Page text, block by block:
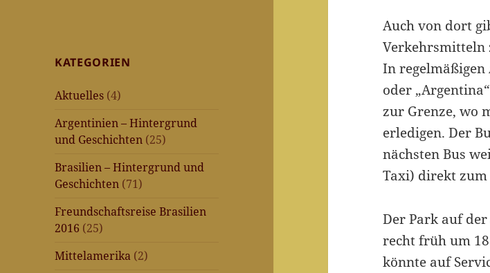
KATEGORIEN
Aktuelles (4)
Argentinien – Hintergrund
und Geschichten (25)
Brasilien – Hintergrund und
Geschichten (71)
Freundschaftsreise Brasilien
2016 (25)
Mittelamerika (2)
Auch von dort
Verkehrsmitteln
In regelmäßigen
oder
zur Grenze, wo
erledigen. Der
nächsten Bus
Taxi) direkt zum
Der Park auf
recht früh um
könnte auf